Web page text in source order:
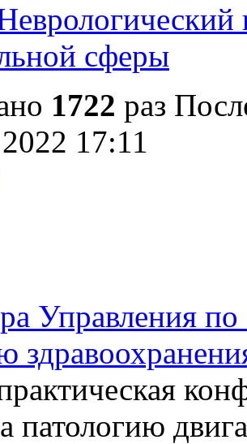
сферы
1722 раз
17:11
Управления
патологию